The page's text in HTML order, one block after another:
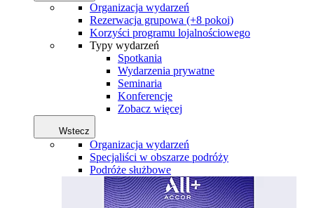
Organizacja wydarzeń
Rezerwacja grupowa (+8 pokoi)
Korzyści programu lojalnościowego
Typy wydarzeń
Spotkania
Wydarzenia prywatne
Seminaria
Konferencje
Zobacz więcej
Wstecz
Organizacja wydarzeń
Specjaliści w obszarze podróży
Podróże służbowe